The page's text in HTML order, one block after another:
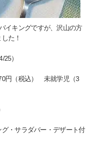
イキングですが、沢山の方
た！
）
（税込） 未就学児（3
・サラダバー・デザート付